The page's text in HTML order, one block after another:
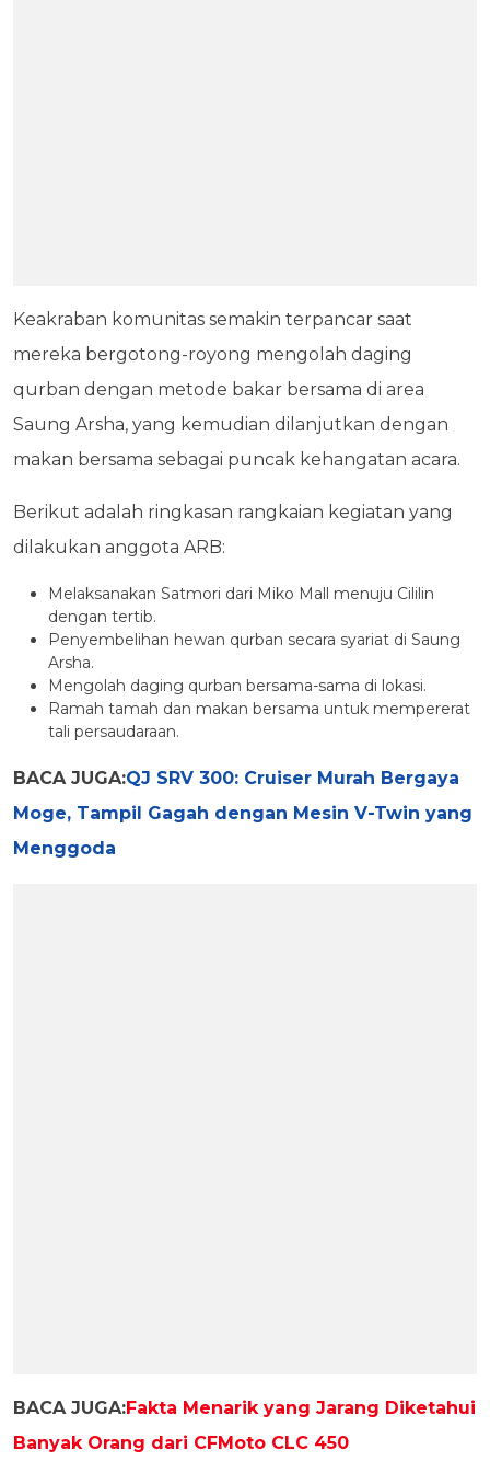
Keakraban komunitas semakin terpancar saat
mereka bergotong-royong mengolah daging
qurban dengan metode bakar bersama di area
Saung Arsha, yang kemudian dilanjutkan dengan
makan bersama sebagai puncak kehangatan acara.
Berikut adalah ringkasan rangkaian kegiatan yang
dilakukan anggota ARB:
Melaksanakan Satmori dari Miko Mall menuju Cililin
dengan tertib.
Penyembelihan hewan qurban secara syariat di Saung
Arsha.
Mengolah daging qurban bersama-sama di lokasi.
Ramah tamah dan makan bersama untuk mempererat
tali persaudaraan.
BACA JUGA:QJ SRV 300: Cruiser Murah Bergaya
Moge, Tampil Gagah dengan Mesin V-Twin yang
Menggoda
BACA JUGA:Fakta Menarik yang Jarang Diketahui
Banyak Orang dari CFMoto CLC 450